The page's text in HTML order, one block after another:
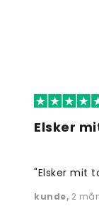
Elsker
"Elsker mit
kunde, 2